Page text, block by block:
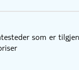
som er